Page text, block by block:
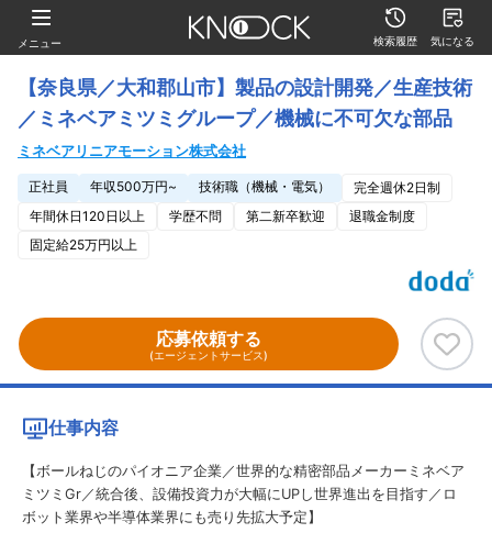
メニュー 検索履歴 気になる
【奈良県／大和郡山市】製品の設計開発／生産技術
／ミネベアミツミグループ／機械に不可欠な部品
ミネベアリニアモーション株式会社
正社員 年収500万円~ 技術職（機械・電気）
完全週休2日制
年間休日120日以上
学歴不問 第二新卒歓迎
退職金制度
固定給25万円以上
応募依頼する
(エージェントサービス)
仕事内容
【ボールねじのパイオニア企業／世界的な精密部品メーカーミネベア
ミツミGr／統合後、設備投資力が大幅にUPし世界進出を目指す／ロ
ボット業界や半導体業界にも売り先拡大予定】